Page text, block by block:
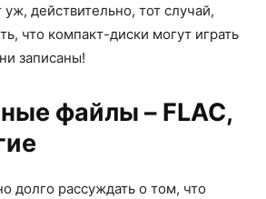
уж, действительно, тот случай,
что компакт-диски могут играть
записаны!
файлы – FLAC,
долго рассуждать о том, что